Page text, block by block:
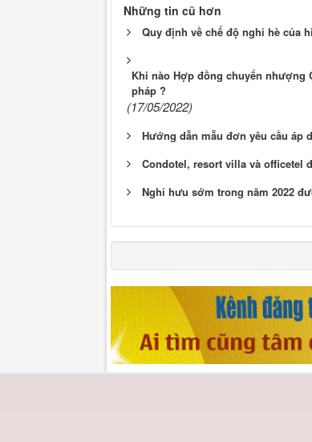
Những tin cũ hơn
Quy định về chế độ nghỉ hè của
Khi nào Hợp đồng chuyển
pháp ?
(17/05/2022)
Hướng dẫn mẫu đơn yêu cầu áp
Condotel, resort villa và officetel
Nghỉ hưu sớm trong năm 2022